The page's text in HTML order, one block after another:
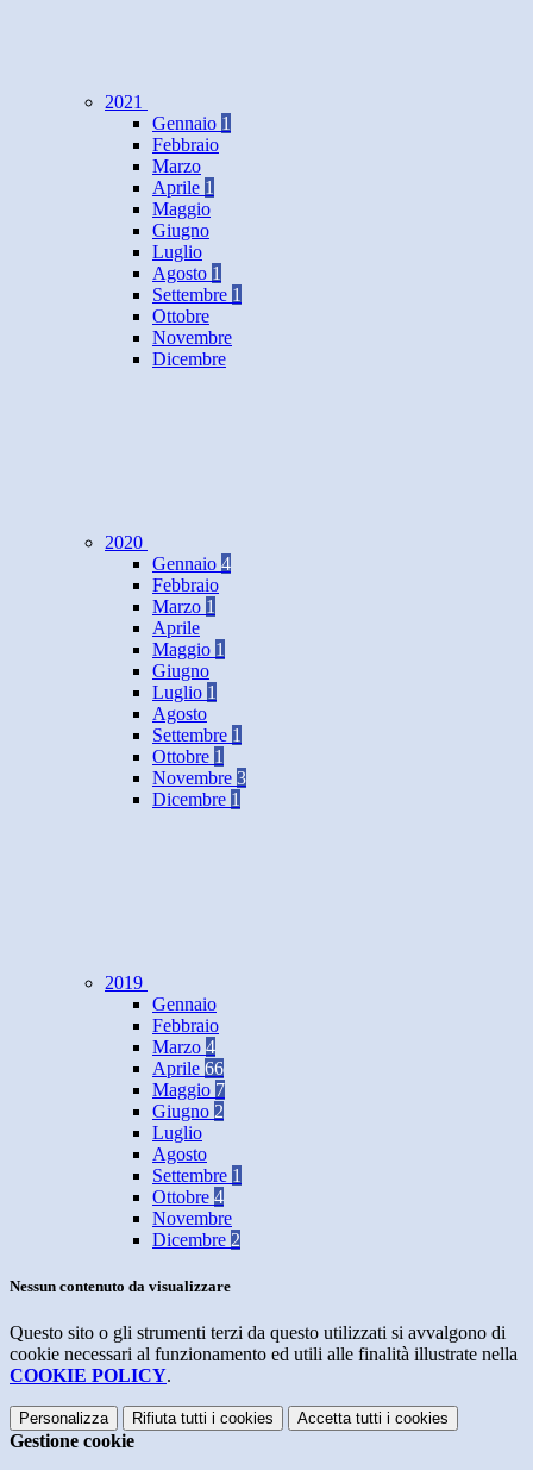
2021
Gennaio 1
Febbraio
Marzo
Aprile 1
Maggio
Giugno
Luglio
Agosto 1
Settembre 1
Ottobre
Novembre
Dicembre
2020
Gennaio 4
Febbraio
Marzo 1
Aprile
Maggio 1
Giugno
Luglio 1
Agosto
Settembre 1
Ottobre 1
Novembre 3
Dicembre 1
2019
Gennaio
Febbraio
Marzo 4
Aprile 66
Maggio 7
Giugno 2
Luglio
Agosto
Settembre 1
Ottobre 4
Novembre
Dicembre 2
Nessun contenuto da visualizzare
Questo sito o gli strumenti terzi da questo utilizzati si avvalgono di
cookie necessari al funzionamento ed utili alle finalità illustrate nella
COOKIE POLICY.
Personalizza Rifiuta tutti i cookies Accetta tutti i cookies
Gestione cookie